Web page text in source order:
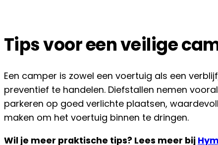
Tips voor een veilige
Een camper is zowel een voertuig als een
preventief te handelen. Diefstallen nemen
parkeren op goed verlichte plaatsen,
maken om het voertuig binnen te dringen.
Wil je meer praktische tips? Lees meer bij